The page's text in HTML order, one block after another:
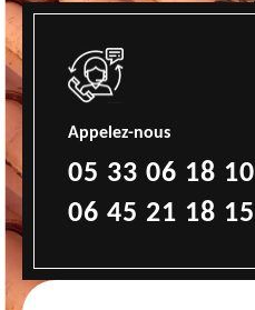
Appelez-nous
05 33 06 18 10
06 45 21 18 15